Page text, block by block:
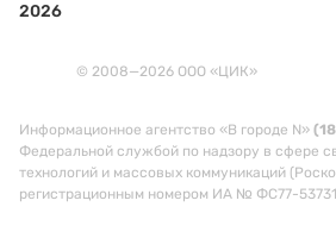
2026
© 2008—2026 ООО «ЦИК»
Информационное агентство «В городе N»
Федеральной службой по надзору в сфере
технологий и массовых коммуникаций
регистрационным номером ИА № ФС77-53731